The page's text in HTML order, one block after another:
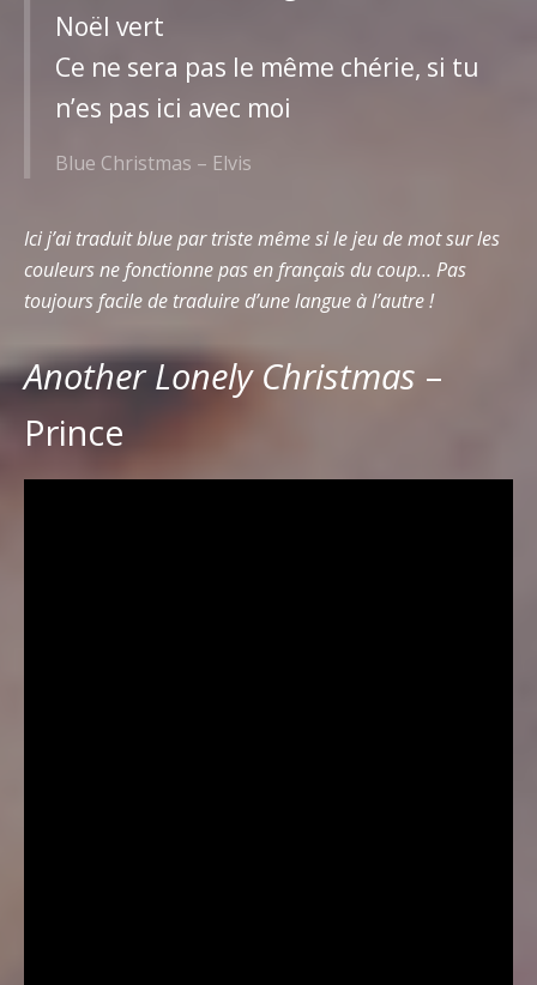
Noël vert
Ce ne sera pas le même chérie, si tu
n’es pas ici avec moi
Blue Christmas – Elvis
Ici j’ai traduit blue par triste même si le jeu de mot sur les
couleurs ne fonctionne pas en français du coup… Pas
toujours facile de traduire d’une langue à l’autre !
Another Lonely Christmas –
Prince